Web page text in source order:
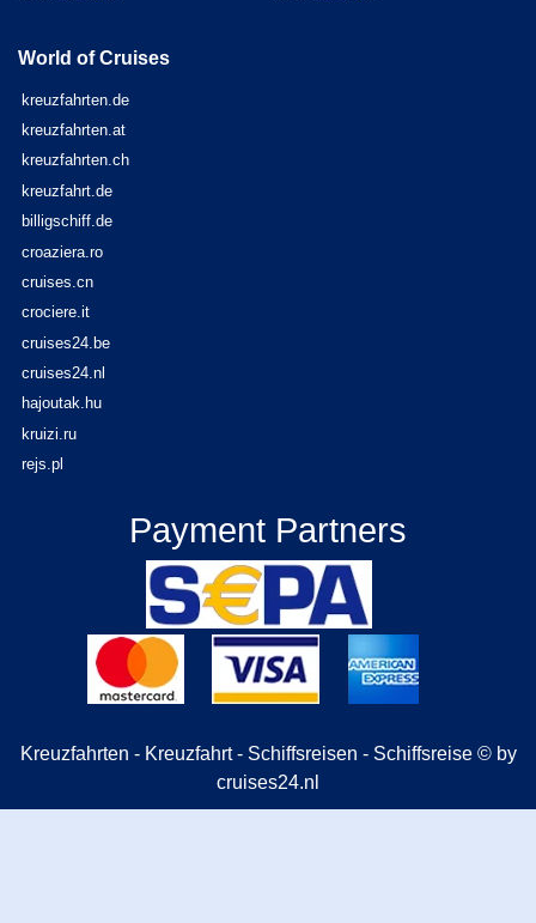
World of Cruises
kreuzfahrten.de
kreuzfahrten.at
kreuzfahrten.ch
kreuzfahrt.de
billigschiff.de
croaziera.ro
cruises.cn
crociere.it
cruises24.be
cruises24.nl
hajoutak.hu
kruizi.ru
rejs.pl
Payment Partners
Kreuzfahrten - Kreuzfahrt - Schiffsreisen - Schiffsreise © by
cruises24.nl